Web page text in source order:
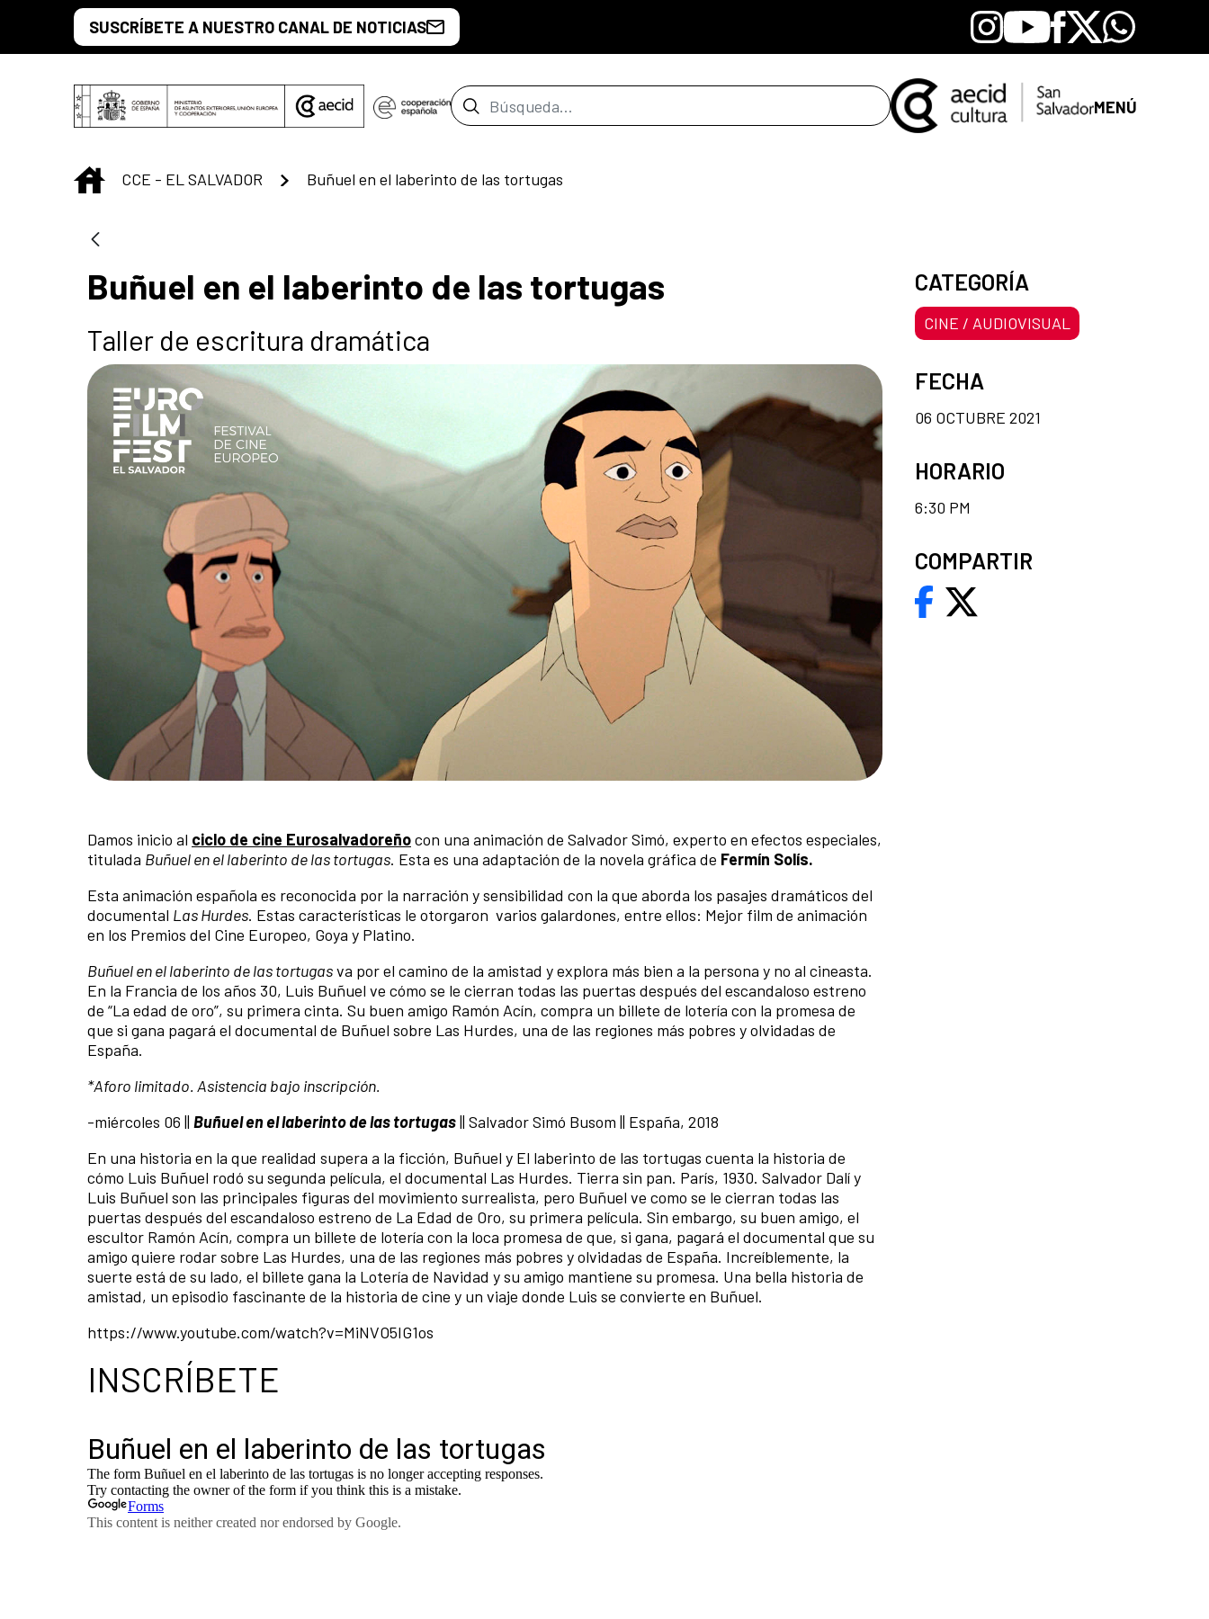
Saltar al contenido principal
SUSCRÍBETE A NUESTRO CANAL DE NOTICIAS Instagram
YoutubeFacebook
X Whatsapp
Barra de búsqueda MENÚ
INICIO
CCE - EL SALVADOR Buñuel en el laberinto de las tortugas
Buñuel en el laberinto de las tortugas
Taller de escritura dramática
Damos inicio al ciclo de cine Eurosalvadoreñocon una animación de Salvador Simó, experto en efectos especiales,
titulada Buñuel en el laberinto de las tortugas. Esta es una adaptación de la novela gráfica de Fermín Solís.
Esta animación española es reconocida por la narración y sensibilidad con la que aborda los pasajes dramáticos del
documental Las Hurdes. Estas características le otorgaron varios galardones, entre ellos: Mejor film de animación
en los Premios del Cine Europeo, Goya y Platino.
Buñuel en el laberinto de las tortugasva por el camino de la amistad y explora más bien a la persona y no al cineasta.
En la Francia de los años 30, Luis Buñuel ve cómo se le cierran todas las puertas después del escandaloso estreno
de “La edad de oro”, su primera cinta. Su buen amigo Ramón Acín, compra un billete de lotería con la promesa de
que si gana pagará el documental de Buñuel sobre Las Hurdes, una de las regiones más pobres y olvidadas de
España.
*Aforo limitado. Asistencia bajo inscripción.
-miércoles 06 || Buñuel en el laberinto de las tortugas|| Salvador Simó Busom || España, 2018
En una historia en la que realidad supera a la ficción, Buñuel y El laberinto de las tortugas cuenta la historia de
cómo Luis Buñuel rodó su segunda película, el documental Las Hurdes. Tierra sin pan. París, 1930. Salvador Dalí y
Luis Buñuel son las principales figuras del movimiento surrealista, pero Buñuel ve como se le cierran todas las
puertas después del escandaloso estreno de La Edad de Oro, su primera película. Sin embargo, su buen amigo, el
escultor Ramón Acín, compra un billete de lotería con la loca promesa de que, si gana, pagará el documental que su
amigo quiere rodar sobre Las Hurdes, una de las regiones más pobres y olvidadas de España. Increíblemente, la
suerte está de su lado, el billete gana la Lotería de Navidad y su amigo mantiene su promesa. Una bella historia de
amistad, un episodio fascinante de la historia de cine y un viaje donde Luis se convierte en Buñuel.
https://www.youtube.com/watch?v=MiNVO5IG1os
INSCRÍBETE
CATEGORÍA
CINE / AUDIOVISUAL
FECHA
06 OCTUBRE 2021
HORARIO
6:30 PM
COMPARTIR